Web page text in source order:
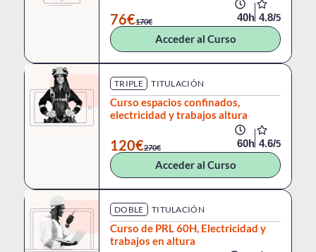
76€170€ 40h 4.8/5
Acceder al Curso
TRIPLE TITULACIÓN
Curso espacios confinados,
electricidad y trabajos altura
120€270€ 60h 4.6/5
Acceder al Curso
DOBLE TITULACIÓN
Curso de PRL 60H, Electricidad y
trabajos en altura